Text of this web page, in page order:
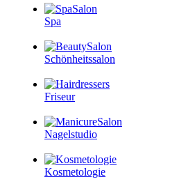
Spa
Schönheitssalon
Friseur
Nagelstudio
Kosmetologie